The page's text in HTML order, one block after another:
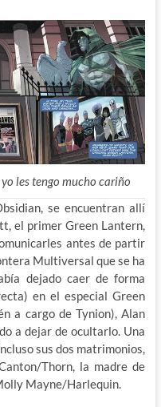
les tengo mucho cariño
se encuentran allí
el primer Green Lantern,
antes de partir
Multiversal que se ha
dejado caer de forma
en el especial Green
a cargo de Tynion), Alan
a dejar de ocultarlo. Una
sus dos matrimonios,
Thorn, la madre de
Mayne/Harlequin.